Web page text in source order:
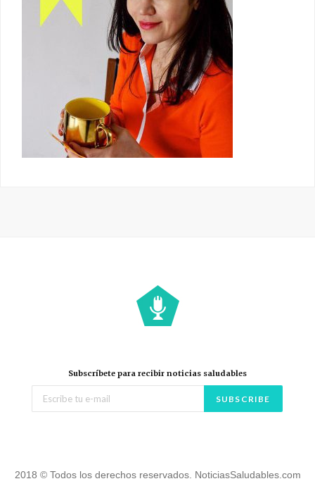
Subscríbete para recibir noticias saludables
2018 © Todos los derechos reservados. NoticiasSaludables.com